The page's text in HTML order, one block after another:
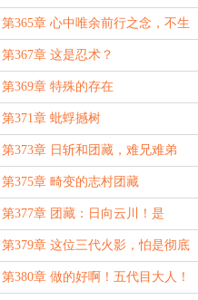
第365章 心中唯余前行之念，不生
半点争竞之心
第367章 这是忍术？
第369章 特殊的存在
第371章 蚍蜉撼树
第373章 日斩和团藏，难兄难弟
第375章 畸变的志村团藏
第377章 团藏：日向云川！是
你！！
第379章 这位三代火影，怕是彻底
完了
第380章 做的好啊！五代目大人！